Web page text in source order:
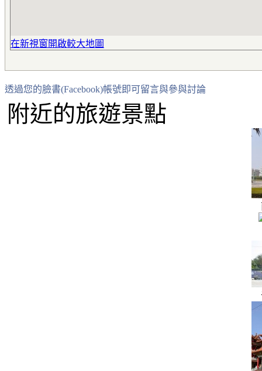
在新視窗開啟較大地圖
透過您的臉書(Facebook)帳號即可留言與參與討論
附近的旅遊景點